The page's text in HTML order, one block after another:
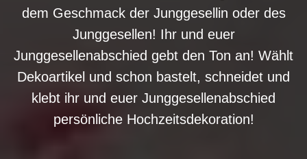
dem Geschmack der Junggesellin oder des
Junggesellen! Ihr und euer
Junggesellenabschied gebt den Ton an! Wählt
Dekoartikel und schon bastelt, schneidet und
klebt ihr und euer Junggesellenabschied
persönliche Hochzeitsdekoration!